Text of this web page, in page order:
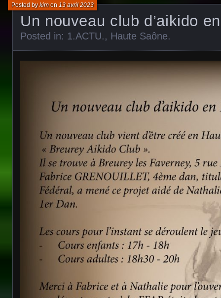
Un nouveau club d’aikido
Posted bykimon13 avril 2023
Posted in: 1.ACTU., Haute Saône.